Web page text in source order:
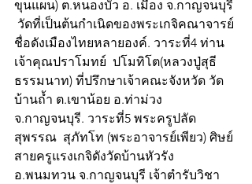
ขุนแผน) ต.หนองบัว​ อ. เมือง จ.กาญจนบุรี
วัดที่เป็นต้นกำเนิดของพระเกจิคณาจารย์
ชื่อดังเมืองไทยหลายองค์. วาระที่4 ท่าน
เจ้าคุณปราโมทย์​  ปโมทิโต(หลวงปู่สุธี​
ธรรมนาท) ที่ปรึกษาเจ้าคณะจังหวัด วัด
บ้านถ้ำ ต.เขาน้อย อ.ท่าม่วง
จ.กาญจนบุรี. วาระที่5 พระครูปลัด
สุพรรณ​  สุภัทโท​ (พระอาจารย์เพียว) ศิษย์
สายครูแรงเกจิ​ดัง​วัดบ้านหัวรัง
อ.พนมทวน​ จ.กาญจนบุรี เจ้าตำรับวิชา